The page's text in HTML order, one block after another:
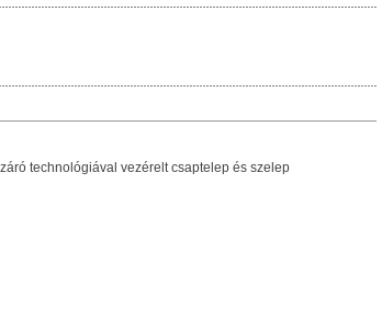
technológiával vezérelt csaptelep és szelep